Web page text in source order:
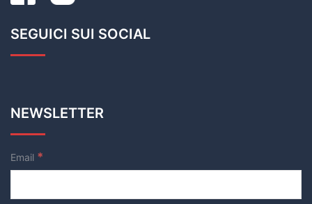
SEGUICI SUI SOCIAL
NEWSLETTER
Email *